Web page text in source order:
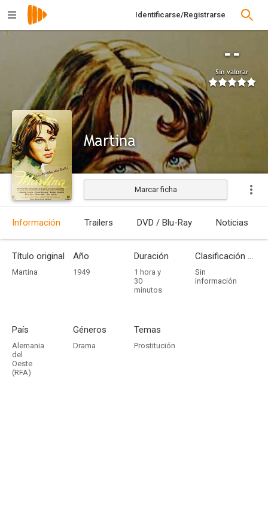
Identificarse/Registrarse
--
Sin valorar
Martina
Marcar ficha
Información Trailers DVD / Blu-Ray Noticias
Título original
Martina
Año
1949
Duración
1 hora y
30
minutos
Clasificación por edades
Sin
información
País
Alemania
del
Oeste
(RFA)
Géneros
Drama
Temas
Prostitución